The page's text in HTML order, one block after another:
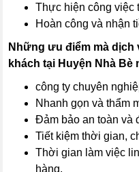
Thực hiện công việc
Hoàn công và nhận
Những ưu điểm mà
khách tại Huyện Nhà Bè
công ty chuyên
Nhanh gọn và thẩm
Đảm bảo an toàn và
Tiết kiệm thời gian,
Thời gian làm việc
hàng.